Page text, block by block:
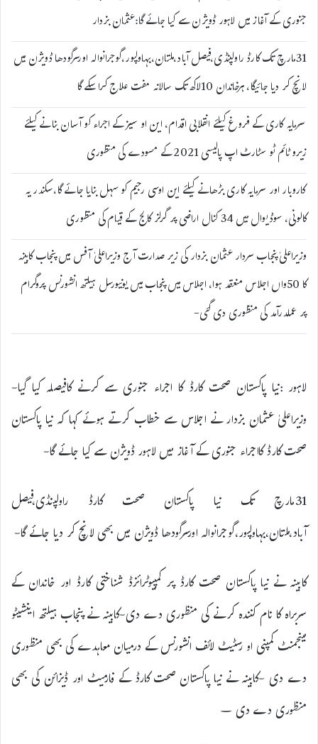
جنوری کے آغاز میں لاہور ڈویژن سے کیا جائے گا:عثمان بزدار
31مارچ تک کارڈ راولپنڈی،فیصل آباد،ملتان،بہاولپور،گوجرانوالہ اورسرگودھا ڈویژن میں
لانچ کر دیا جائیگا، ہرخاندان 10لاکھ تک سالانہ مفت علاج کرا سکے گا
سرمایہ کاری کے فروغ کیلئے انقلابی اقدام، این او سیز کے اجراء کو آسان بنانے کیلئے
زیرو ٹائم ٹو سٹارٹ اپ پالیسی 2021 کے مسودے کی منظوری
کاروبار اور سرمایہ کاری بڑھانے کیلئے این اوسی رجیم کو سہل بنایا جائے گا،سکندر یہ
کالونی، سوڈیوال میں 34 کنال اراضی پر گرلز کالج کے قیام کی منظوری
وزیراعلیٰ پنجاب سردار عثمان بزدار کی زیر صدارت آج وزیراعلیٰ آفس میں پنجاب کابینہ
کا 50واں اجلاس منعقد ہوا، اجلاس میں پنجاب میں یونیورسل ہیلتھ انشورنس پروگرام
پر عملدرآمد کی منظوری دی گئی-
لاہور :نیا پاکستان صحت کارڈ کا اجراء جنوری سے کرنے کافیصلہ کیا گیا-
وزیراعلیٰ عثمان بزدار نے اجلاس سے خطاب کرتے ہوئے کہا کہ نیا پاکستان
صحت کارڈ کااجراء جنوری کے آغاز میں لاہور ڈویژن سے کیا جائے گا-
31مارچ تک نیا پاکستان صحت کارڈ راولپنڈی،فیصل
آباد،ملتان،بہاولپور،گوجرانوالہ اورسرگودھا ڈویژن میں بھی لانچ کر دیا جائے گا-
کابینہ نے نیا پاکستان صحت کارڈ پر کمپیوٹرائزڈ شناختی کارڈ اور خاندان کے
سربراہ کا نام کنندہ کرنے کی منظوری دے دی-کابینہ نے پنجاب ہیلتھ اینشیٹو
مینجمنٹ کمپنی او رسٹیٹ لائف انشورنس کے درمیان معاہدے کی بھی منظوری
دے دی -کابینہ نے نیا پاکستان صحت کارڈ کے فارمیٹ اور ڈیزائن کی بھی
منظوری دے دی –